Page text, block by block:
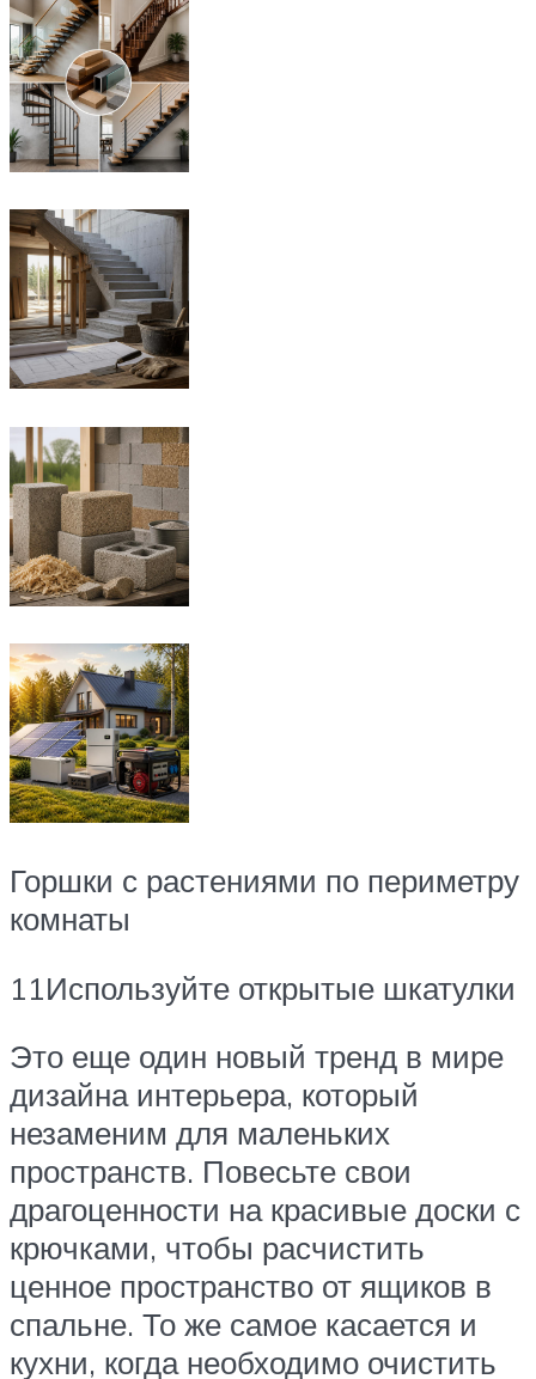
Горшки с растениями по периметру
комнаты
11Используйте открытые шкатулки
Это еще один новый тренд в мире
дизайна интерьера, который
незаменим для маленьких
пространств. Повесьте свои
драгоценности на красивые доски с
крючками, чтобы расчистить
ценное пространство от ящиков в
спальне. То же самое касается и
кухни, когда необходимо очистить